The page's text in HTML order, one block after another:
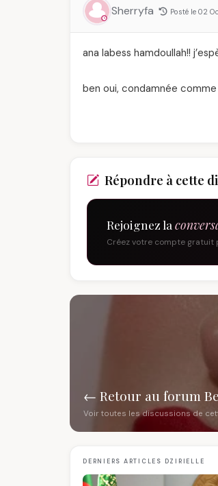
Sherryfa Posté le 02
ana labess hamdoullah!!
ben oui, condamnée
Répondre à cette
Rejoignez la
Créez votre compte
← Retour au forum
Voir toutes les discussions de
DERNIERS ARTICLES DZIRIELLE